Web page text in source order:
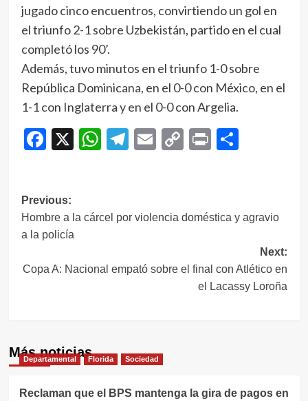
jugado cinco encuentros, convirtiendo un gol en
el triunfo 2-1 sobre Uzbekistán, partido en el cual
completó los 90’.
Además, tuvo minutos en el triunfo 1-0 sobre
República Dominicana, en el 0-0 con México, en el
1-1 con Inglaterra y en el 0-0 con Argelia.
Facebook
X WhatsApp
Telegram
EmailCopy
Print
Navegación
de
entradas
Previous:
Hombre a la cárcel por violencia doméstica y agravio
a la policía
Next:
Copa A: Nacional empató sobre el final con Atlético en
el Lacassy Loroña
Más noticias
Departamental Florida Sociedad
Reclaman que el BPS mantenga la gira de pagos en